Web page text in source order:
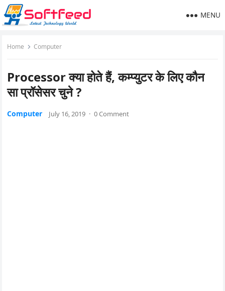
MENU
Home Computer
Processor क्या होते हैं, कम्प्युटर के लिए कौन
सा प्रॉसेसर चुने ?
Computer July 16, 2019 · 0 Comment